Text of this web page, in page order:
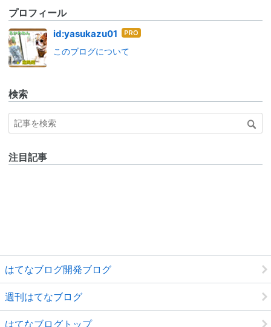
プロフィール
id:yasukazu01 はて
ログ
このブログについて
検索
注目記事
はてなブログ開発ブログ
週刊はてなブログ
はてなブログトップ